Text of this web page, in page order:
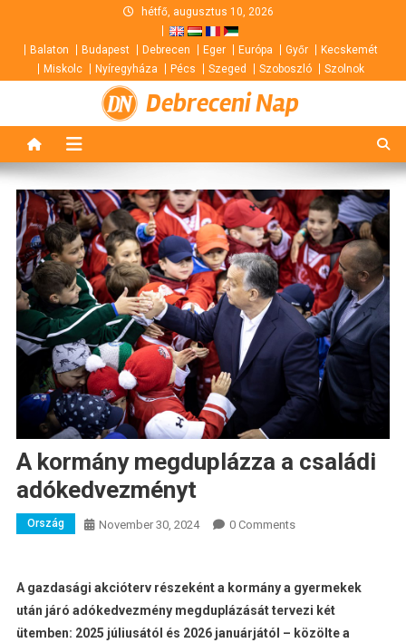
content
hétfő, augusztus 10, 2026
Balaton Budapest Debrecen Eger Európa Győr
Kecskemét
Miskolc
Nyíregyháza Pécs Szeged Szoboszló Szolnok
Debreceni Nap
A kormány megduplázza a családi
adókedvezményt
Ország November 30, 2024 0 Comments
A gazdasági akcióterv részeként a kormány a gyermekek
után járó adókedvezmény megduplázását tervezi két
ütemben: 2025 júliusától és 2026 januárjától – közölte a